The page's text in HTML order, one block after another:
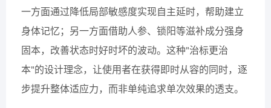
一方面通过降低局部敏感度实现自主延时，帮助建立
身体记忆；另一方面借助人参、锁阳等滋补成分强身
固本，改善状态时好时坏的波动。这种"治标更治
本"的设计理念，让使用者在获得即时从容的同时，逐
步提升整体适应力，而非单纯追求单次效果的透支。